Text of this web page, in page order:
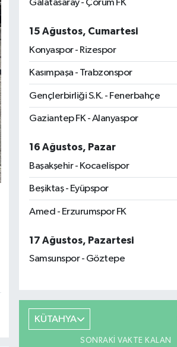
Galatasaray - Çorum FK
15 Ağustos, Cumartesi
Konyaspor - Rizespor
Kasımpaşa - Trabzonspor
Gençlerbirliği S.K. - Fenerbahçe
Gaziantep FK - Alanyaspor
16 Ağustos, Pazar
Başakşehir - Kocaelispor
Beşiktaş - Eyüpspor
Amed - Erzurumspor FK
17 Ağustos, Pazartesi
Samsunspor - Göztepe
KÜTAHYA
SONRAKI VAKTE KALAN